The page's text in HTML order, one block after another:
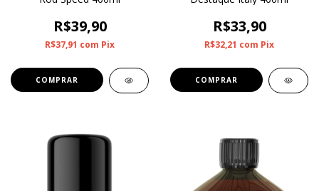
R$39,90
R$37,91 com Pix
R$33,90
R$32,21 com Pix